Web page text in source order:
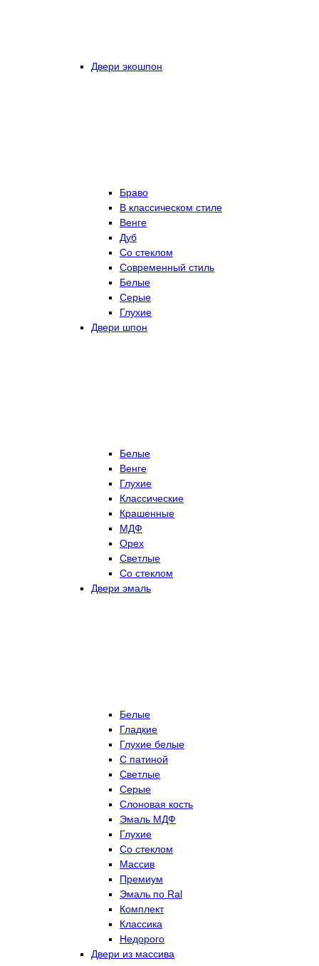
Двери экошпон
Браво
В классическом стиле
Венге
Дуб
Со стеклом
Современный стиль
Белые
Серые
Глухие
Двери шпон
Белые
Венге
Глухие
Классические
Крашенные
МДФ
Орех
Светлые
Со стеклом
Двери эмаль
Белые
Гладкие
Глухие белые
С патиной
Светлые
Серые
Слоновая кость
Эмаль МДФ
Глухие
Со стеклом
Массив
Премиум
Эмаль по Ral
Комплект
Классика
Недорого
Двери из массива